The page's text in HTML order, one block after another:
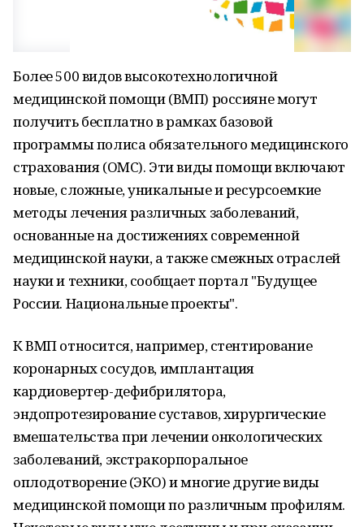
Более 500 видов высокотехнологичной
медицинской помощи (ВМП) россияне могут
получить бесплатно в рамках базовой
программы полиса обязательного медицинского
страхования (ОМС). Эти виды помощи включают
новые, сложные, уникальные и ресурсоемкие
методы лечения различных заболеваний,
основанные на достижениях современной
медицинской науки, а также смежных отраслей
науки и техники, сообщает портал "Будущее
России. Национальные проекты".
К ВМП относится, например, стентирование
коронарных сосудов, имплантация
кардиовертер-дефибрилятора,
эндопротезирование суставов, хирургические
вмешательства при лечении онкологических
заболеваний, экстракорпоральное
оплодотворение (ЭКО) и многие другие виды
медицинской помощи по различным профилям.